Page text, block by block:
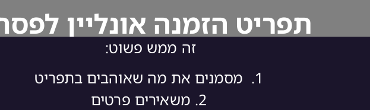
תפריט הזמנה אונליין
זה ממש פשוט:
1.
מסמנים את מה שאוהבים בתפריט
2. משאירים פרטים